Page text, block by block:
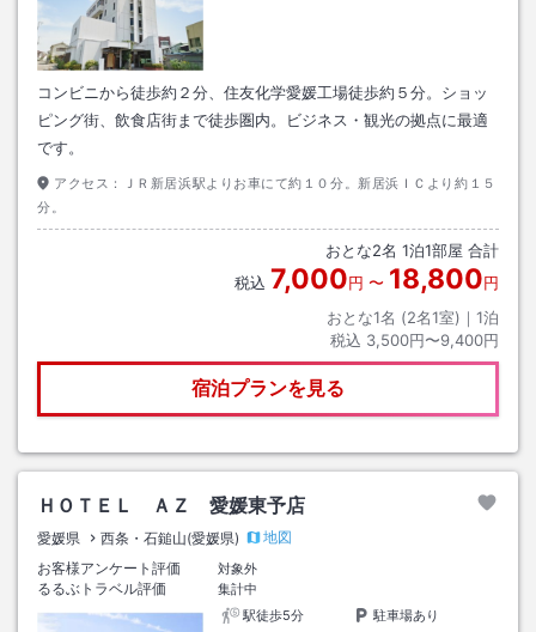
コンビニから徒歩約２分、住友化学愛媛工場徒歩約５分。ショッ
ピング街、飲食店街まで徒歩圏内。ビジネス・観光の拠点に最適
です。
アクセス：
ＪＲ新居浜駅よりお車にて約１０分。新居浜ＩＣより約１５
分。
おとな2名 1泊1部屋 合計
税込 7,000円 〜 18,800円
おとな1名 (2名1室)｜ 1泊
税込 3,500円〜9,400円
宿泊プランを見る
ＨＯＴＥＬ ＡＺ 愛媛東予店
愛媛県 西条・石鎚山(愛媛県)
地図
お客様アンケート評価
対象外
るるぶトラベル評価
集計中
駅徒歩5分
駐車場あり